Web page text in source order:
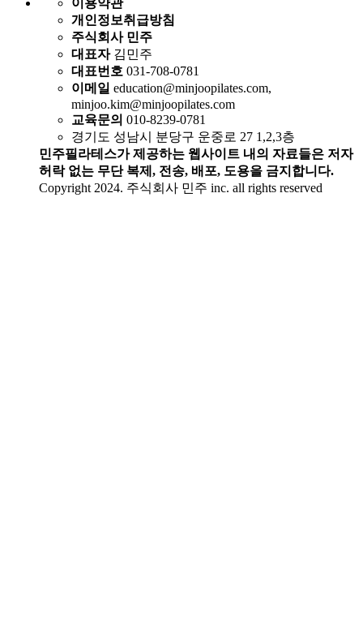
이용약관
개인정보취급방침
주식회사 민주
대표자김민주
대표번호 031-708-0781
이메일 education@minjoopilates.com,
minjoo.kim@minjoopilates.com
교육문의 010-8239-0781
경기도 성남시 분당구 운중로 27 1,2,3층
민주필라테스가 제공하는 웹사이트 내의 자료들은 저자
허락 없는 무단 복제, 전송, 배포, 도용을 금지합니다.
Copyright 2024. 주식회사 민주 inc. all rights reserved